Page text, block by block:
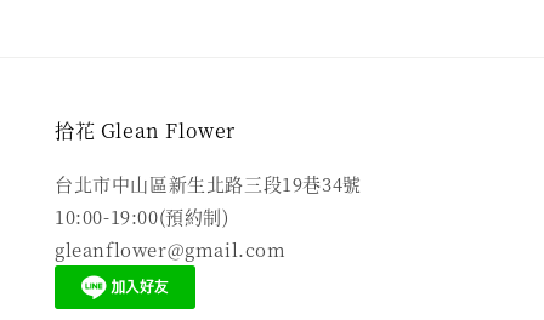
拾花 Glean Flower
台北市中山區新生北路三段19巷34號
10:00-19:00(預約制)
gleanflower@gmail.com